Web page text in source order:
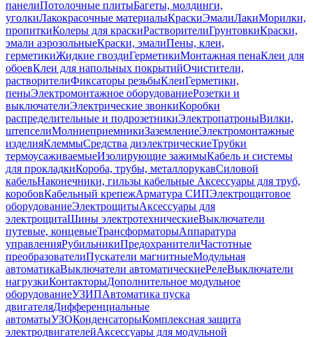
панелиПотолочные плитыБагеты, молдинги,
уголкиЛакокрасочные материалыКраскиЭмалиЛакиМорилки,
пропиткиКолеры для краскиРастворителиГрунтовкиКраски,
эмали аэрозольныеКраски, эмалиПены, клеи,
герметикиЖидкие гвоздиГерметикиМонтажная пенаКлеи для
обоевКлеи для напольных покрытийОчистители,
растворителиФиксаторы резьбыКлеиГерметики,
пеныЭлектромонтажное оборудованиеРозетки и
выключателиЭлектрические звонкиКоробки
распределительные и подрозетникиЭлектропатроныВилки,
штепселиМолниеприемникиЗаземлениеЭлектромонтажные
изделияКлеммыСредства диэлектрическиеТрубки
термоусаживаемыеИзолирующие зажимыКабель и системы
для прокладкиКороба, трубы, металлорукавСиловой
кабельНаконечники, гильзы кабельные Аксессуары для труб,
коробовКабельный крепежАрматура СИПЭлектрощитовое
оборудованиеЭлектрощитыАксессуары для
электрощитаШины электротехническиеВыключатели
путевые, концевыеТрансформаторыАппаратура
управленияРубильникиПредохранителиЧастотные
преобразователиПускатели магнитныеМодульная
автоматикаВыключатели автоматическиеРелеВыключатели
нагрузкиКонтакторыДополнительное модульное
оборудованиеУЗИПАвтоматика пуска
двигателяДифференциальные
автоматыУЗОКонденсаторыКомплексная защита
электродвигателейАксессуары для модульной